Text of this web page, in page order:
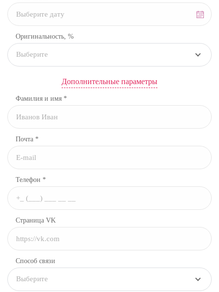
Оригинальность, %
Выберите
Дополнительные параметры
Фамилия и имя *
Почта *
Телефон *
Страница VK
Способ связи
Выберите